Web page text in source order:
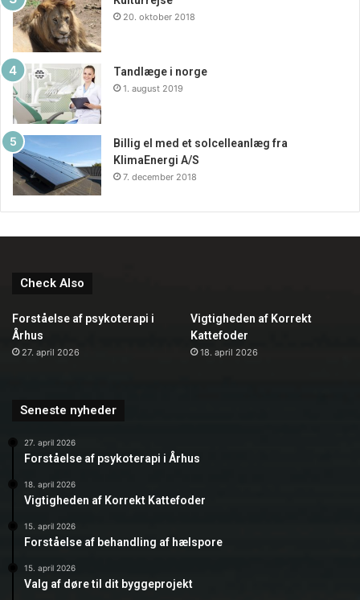
20. oktober 2018
Tandlæge i norge
1. august 2019
Billig el med et solcelleanlæg fra
KlimaEnergi A/S
7. december 2018
Check Also
Forståelse af psykoterapi i
Århus
27. april 2026
Vigtigheden af Korrekt
Kattefoder
18. april 2026
Seneste nyheder
27. april 2026
Forståelse af psykoterapi i Århus
18. april 2026
Vigtigheden af Korrekt Kattefoder
15. april 2026
Forståelse af behandling af hælspore
15. april 2026
Valg af døre til dit byggeprojekt